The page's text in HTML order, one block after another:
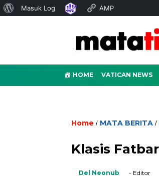
Tentang
Masuk Log AMP
HOME VATICAN NEWS
Home / MATA BERITA /
Klasis
Del Neonub
- Editor